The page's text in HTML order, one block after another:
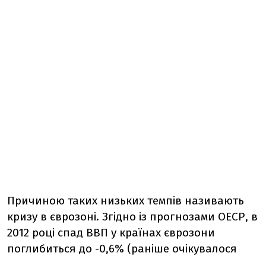
Причиною таких низьких темпів називають
кризу в єврозоні. Згідно із прогнозами ОЕСР, в
2012 році спад ВВП у країнах єврозони
поглибиться до -0,6% (раніше очікувалося